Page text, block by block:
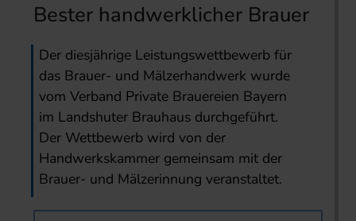
Bester handwerklicher Brauer
Der diesjährige Leistungswettbewerb für
das Brauer- und Mälzerhandwerk wurde
vom Verband Private Brauereien Bayern
im Landshuter Brauhaus durchgeführt.
Der Wettbewerb wird von der
Handwerkskammer gemeinsam mit der
Brauer- und Mälzerinnung veranstaltet.